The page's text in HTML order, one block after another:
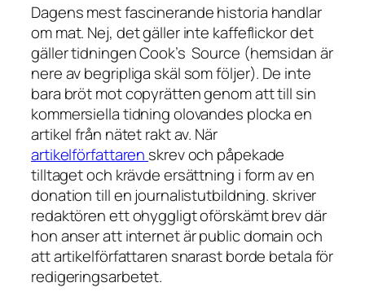
Dagens mest fascinerande historia handlar
om mat. Nej, det gäller inte kaffeflickor det
gäller tidningen Cook’s Source (hemsidan är
nere av begripliga skäl som följer). De inte
bara bröt mot copyrätten genom att till sin
kommersiella tidning olovandes plocka en
artikel från nätet rakt av. När
artikelförfattaren skrev och påpekade
tilltaget och krävde ersättning i form av en
donation till en journalistutbildning. skriver
redaktören ett ohyggligt oförskämt brev där
hon anser att internet ärpublic domainoch
att artikelförfattaren snarast borde betala för
redigeringsarbetet.